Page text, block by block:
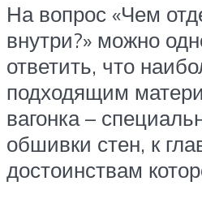
На вопрос «Чем
внутри?» можно
ответить, что
подходящим
вагонка –
обшивки стен, к
достоинствам